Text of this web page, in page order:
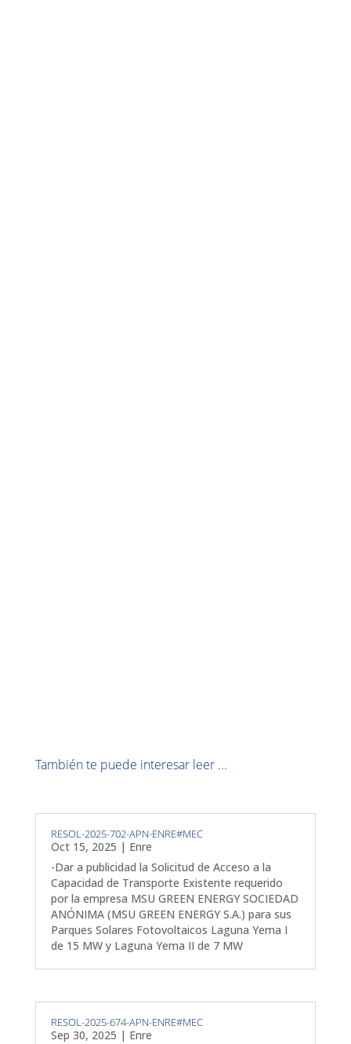
También te puede interesar leer ...
RESOL-2025-702-APN-ENRE#MEC
Oct 15, 2025 | Enre
-Dar a publicidad la Solicitud de Acceso a la
Capacidad de Transporte Existente requerido
por la empresa MSU GREEN ENERGY SOCIEDAD
ANÓNIMA (MSU GREEN ENERGY S.A.) para sus
Parques Solares Fotovoltaicos Laguna Yema I
de 15 MW y Laguna Yema II de 7 MW
RESOL-2025-674-APN-ENRE#MEC
Sep 30, 2025 | Enre